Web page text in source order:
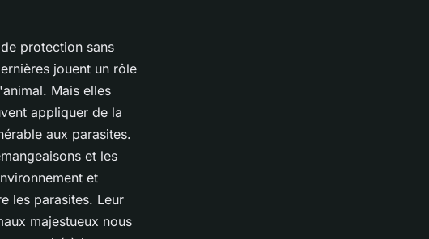
protection sans
jouent un rôle
Mais elles
appliquer de la
aux parasites.
et les
et
les parasites. Leur
majestueux nous